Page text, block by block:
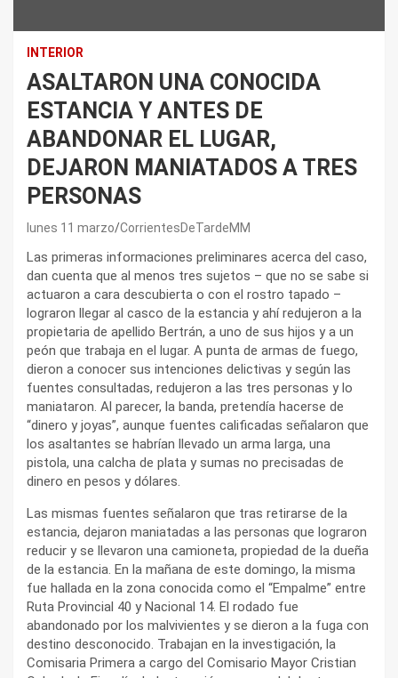
INTERIOR
ASALTARON UNA CONOCIDA
ESTANCIA Y ANTES DE
ABANDONAR EL LUGAR,
DEJARON MANIATADOS A TRES
PERSONAS
lunes 11 marzo CorrientesDeTardeMM
Las primeras informaciones preliminares acerca del caso,
dan cuenta que al menos tres sujetos – que no se sabe si
actuaron a cara descubierta o con el rostro tapado –
lograron llegar al casco de la estancia y ahí redujeron a la
propietaria de apellido Bertrán, a uno de sus hijos y a un
peón que trabaja en el lugar. A punta de armas de fuego,
dieron a conocer sus intenciones delictivas y según las
fuentes consultadas, redujeron a las tres personas y lo
maniataron. Al parecer, la banda, pretendía hacerse de
“dinero y joyas”, aunque fuentes calificadas señalaron que
los asaltantes se habrían llevado un arma larga, una
pistola, una calcha de plata y sumas no precisadas de
dinero en pesos y dólares.
Las mismas fuentes señalaron que tras retirarse de la
estancia, dejaron maniatadas a las personas que lograron
reducir y se llevaron una camioneta, propiedad de la dueña
de la estancia. En la mañana de este domingo, la misma
fue hallada en la zona conocida como el “Empalme” entre
Ruta Provincial 40 y Nacional 14. El rodado fue
abandonado por los malvivientes y se dieron a la fuga con
destino desconocido. Trabajan en la investigación, la
Comisaria Primera a cargo del Comisario Mayor Cristian